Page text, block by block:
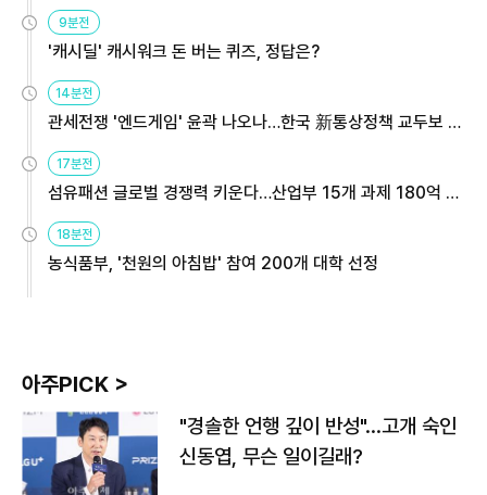
9분전
'캐시딜' 캐시워크 돈 버는 퀴즈, 정답은?
14분전
관세전쟁 '엔드게임' 윤곽 나오나…한국 新통상정책 교두보 활
용해야
17분전
섬유패션 글로벌 경쟁력 키운다…산업부 15개 과제 180억 지
원
18분전
농식품부, '천원의 아침밥' 참여 200개 대학 선정
아주PICK >
"경솔한 언행 깊이 반성"…고개 숙인
신동엽, 무슨 일이길래?